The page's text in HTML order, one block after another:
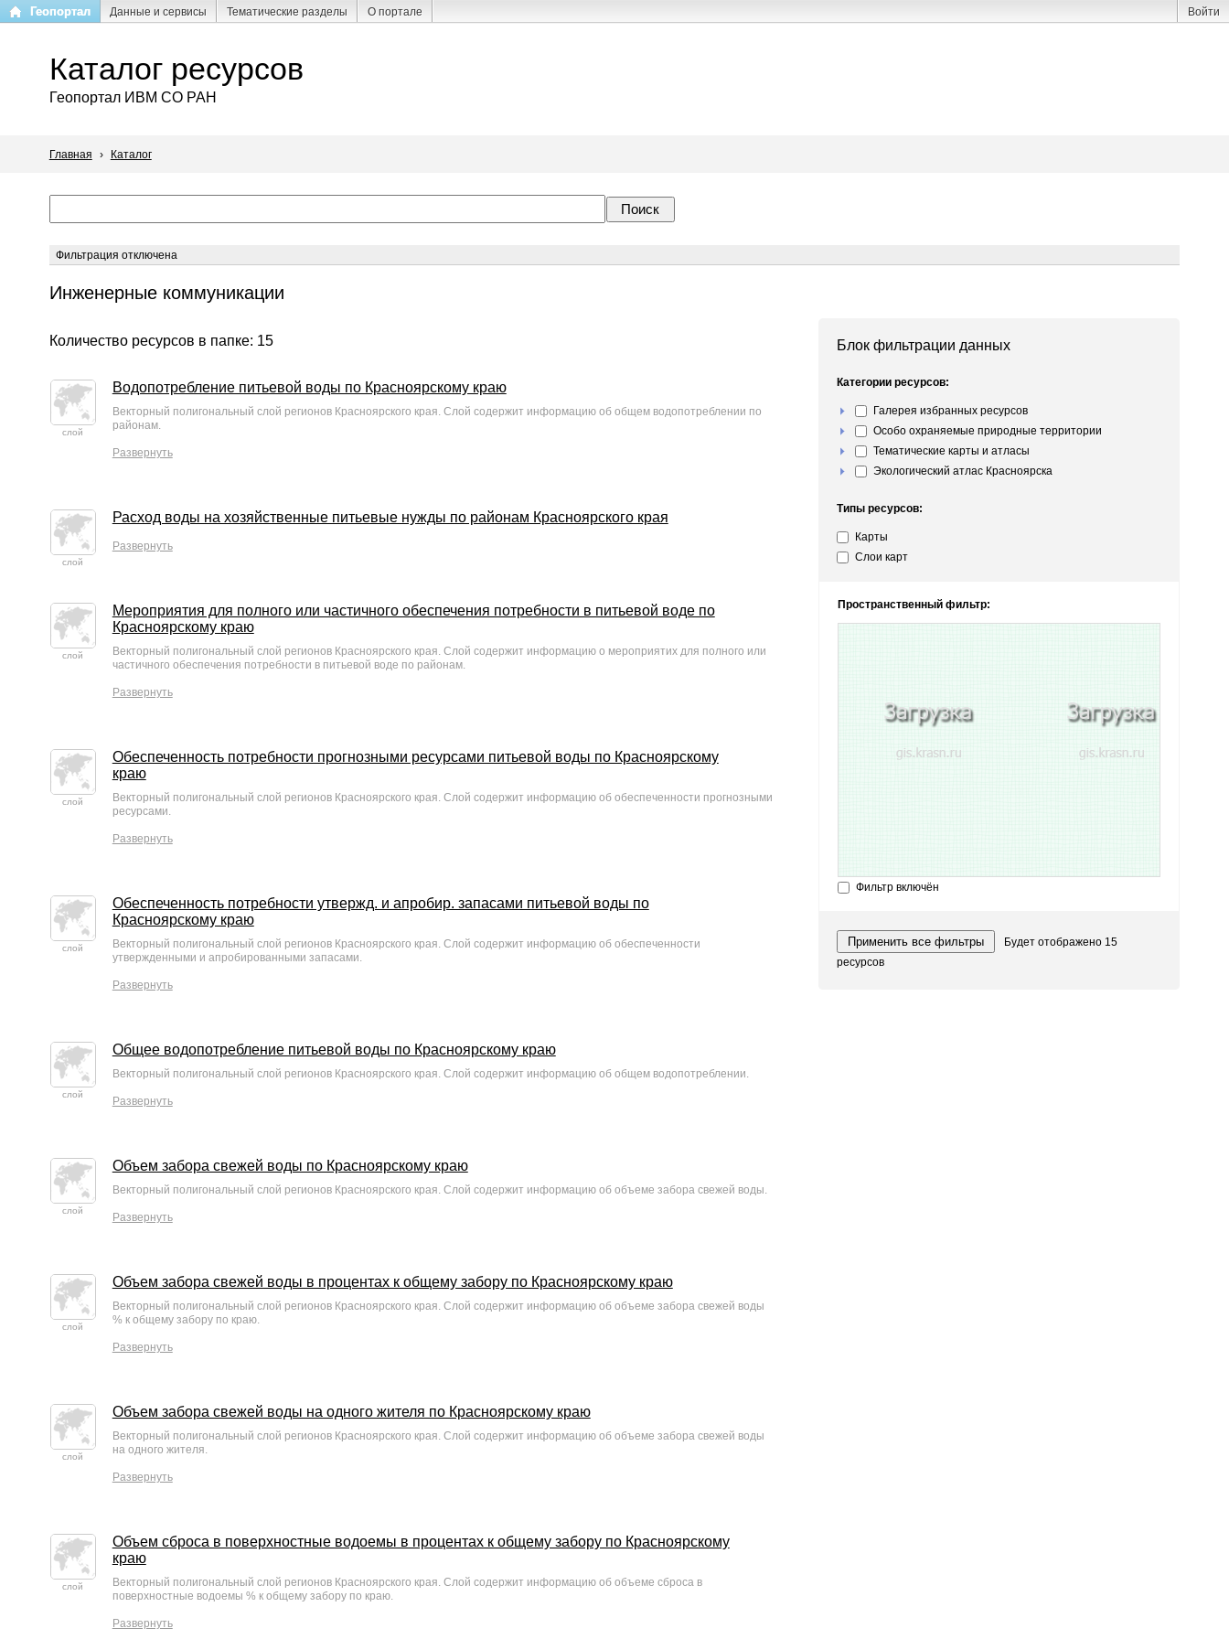
Перейти
содержанию
Геопортал Данные и сервисы Тематические разделы О портале Войти
Каталог ресурсов
Геопортал ИВМ СО РАН
Главная › Каталог
Фильтрация отключена
Инженерные коммуникации
Количество ресурсов в папке: 15
слой
Водопотребление питьевой воды по Красноярскому краю
Векторный полигональный слой регионов Красноярского края. Слой содержит информацию об общем водопотреблении по
районам.
Развернуть
слой
Расход воды на хозяйственные питьевые нужды по районам Красноярского края
Развернуть
слой
Мероприятия для полного или частичного обеспечения потребности в питьевой воде по
Красноярскому краю
Векторный полигональный слой регионов Красноярского края. Слой содержит информацию о мероприятих для полного или
частичного обеспечения потребности в питьевой воде по районам.
Развернуть
слой
Обеспеченность потребности прогнозными ресурсами питьевой воды по Красноярскому
краю
Векторный полигональный слой регионов Красноярского края. Слой содержит информацию об обеспеченности прогнозными
ресурсами.
Развернуть
слой
Обеспеченность потребности утвержд. и апробир. запасами питьевой воды по
Красноярскому краю
Векторный полигональный слой регионов Красноярского края. Слой содержит информацию об обеспеченности
утвержденными и апробированными запасами.
Развернуть
слой
Общее водопотребление питьевой воды по Красноярскому краю
Векторный полигональный слой регионов Красноярского края. Слой содержит информацию об общем водопотреблении.
Развернуть
слой
Объем забора свежей воды по Красноярскому краю
Векторный полигональный слой регионов Красноярского края. Слой содержит информацию об объеме забора свежей воды.
Развернуть
слой
Объем забора свежей воды в процентах к общему забору по Красноярскому краю
Векторный полигональный слой регионов Красноярского края. Слой содержит информацию об объеме забора свежей воды
% к общему забору по краю.
Развернуть
слой
Объем забора свежей воды на одного жителя по Красноярскому краю
Векторный полигональный слой регионов Красноярского края. Слой содержит информацию об объеме забора свежей воды
на одного жителя.
Развернуть
слой
Объем сброса в поверхностные водоемы в процентах к общему забору по Красноярскому
краю
Векторный полигональный слой регионов Красноярского края. Слой содержит информацию об объеме сброса в
поверхностные водоемы % к общему забору по краю.
Развернуть
Блок фильтрации данных
Категории ресурсов:
Галерея избранных ресурсов
Особо охраняемые природные территории
Тематические карты и атласы
Экологический атлас Красноярска
Типы ресурсов:
Карты
Слои карт
Пространственный фильтр:
Фильтр включён
Применить все фильтры Будет отображено 15
ресурсов